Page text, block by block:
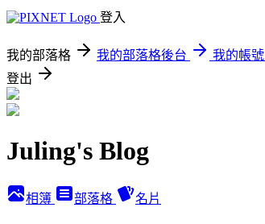
登入
我的部落格 我的部落格後台
我的帳號
登出
Juling's Blog
相簿 部落格 名片